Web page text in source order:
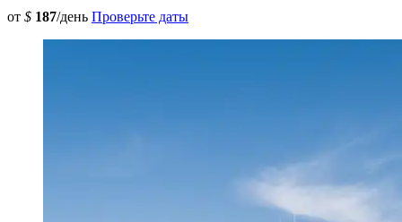
от $ 187/день Проверьте даты